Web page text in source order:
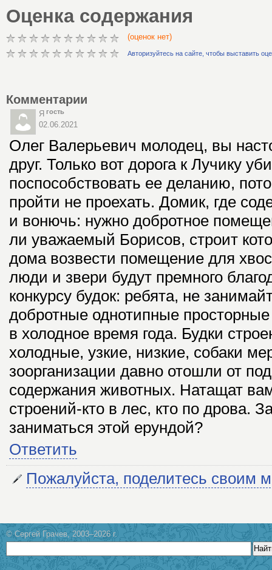
Оценка содержания
(оценок нет)
Авторизуйтесь на сайте, чтобы выставить
Комментарии
Я гость
02.06.2021
Олег Валерьевич молодец, вы
друг. Только вот дорога к Лучику
поспособствовать ее деланию,
пройти не проехать. Домик, где
и вонючь: нужно добротное
ли уважаемый Борисов, строит
дома возвести помещение для
люди и звери будут премного
конкурсу будок: ребята, не
добротные однотипные
в холодное время года. Будки
холодные, узкие, низкие, собаки
зоорганизации давно отошли от
содержания животных. Натащат
строений-кто в лес, кто по дрова.
заниматься этой ерундой?
Ответить
Пожалуйста, поделитесь своим
© Сергей Грачев, 2003–2026 г.